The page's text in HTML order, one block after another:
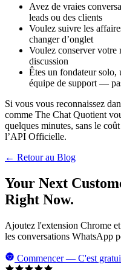
Avez de vraies
leads ou des clients
Voulez suivre les
changer d’onglet
Voulez conserver votre
discussion
Êtes un fondateur solo,
équipe de support —
Si vous vous reconnaissez
comme The Chat Quotient
quelques minutes, sans le
l’API Officielle.
← Retour au Blog
Your Next
Right Now.
Ajoutez l'extension Chrome
les conversations WhatsApp
Commencer — C'est